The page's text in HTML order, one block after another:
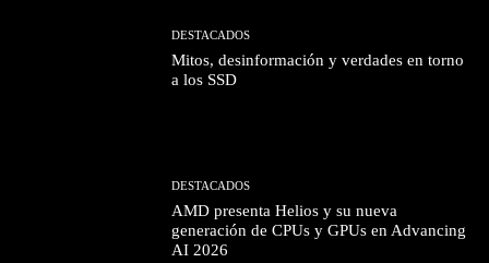
DESTACADOS
Mitos, desinformación y verdades en torno
a los SSD
DESTACADOS
AMD presenta Helios y su nueva
generación de CPUs y GPUs en Advancing
AI 2026